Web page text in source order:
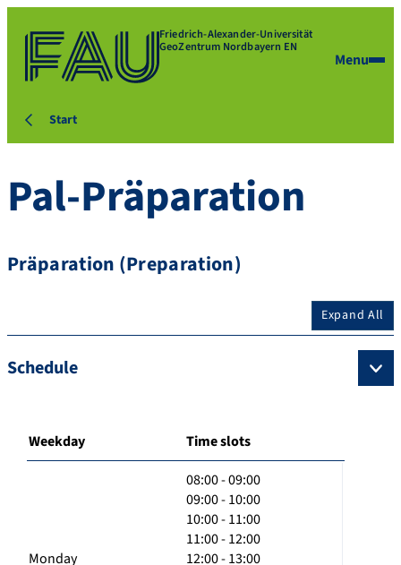
Friedrich-Alexander-Universität
GeoZentrum Nordbayern EN
Menu
Start
Pal-Präparation
Präparation (Preparation)
Expand All
Schedule
Weekday Time slots
Monday
08:00 - 09:00
09:00 - 10:00
10:00 - 11:00
11:00 - 12:00
12:00 - 13:00